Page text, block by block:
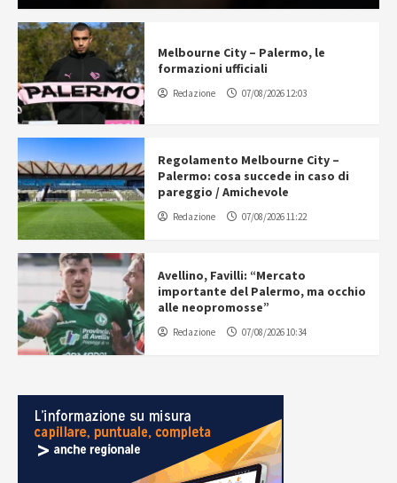
Melbourne City – Palermo, le
formazioni ufficiali
Redazione 07/08/2026 12:03
Regolamento Melbourne City –
Palermo: cosa succede in caso di
pareggio / Amichevole
Redazione 07/08/2026 11:22
Avellino, Favilli: “Mercato
importante del Palermo, ma occhio
alle neopromosse”
Redazione 07/08/2026 10:34